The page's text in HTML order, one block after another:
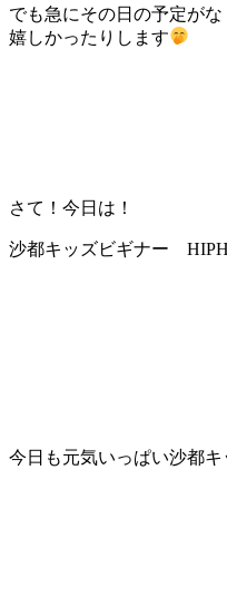
でも急にその日の予定が
嬉しかったりします
さて！今日は！
沙都キッズビギナー
今日も元気いっぱい沙都キ